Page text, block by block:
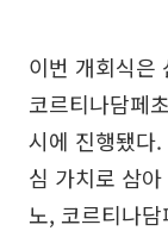
이번 개회식은
코르티나담페
시에 진행됐다
심 가치로 삼
노, 코르티나